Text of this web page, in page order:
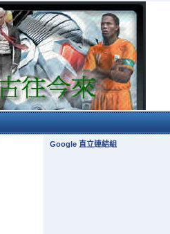
Google 直立連結組